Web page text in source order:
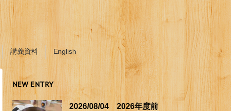
講義資料 English
NEW ENTRY
2026/08/04 2026年度前